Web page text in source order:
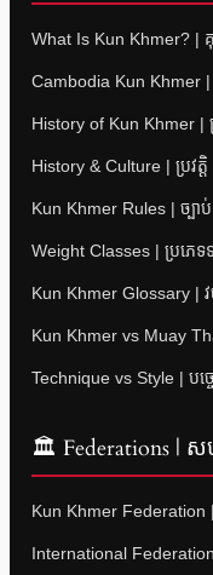
What Is Kun Khmer? | គុន
Cambodia Kun Khmer | គុ
History of Kun Khmer | ប្រ
History & Culture | ប្រវត្
Kun Khmer Rules | ច្បាប់
Weight Classes | ប្រភេទទ
Kun Khmer Glossary | វ
Kun Khmer vs Muay
Technique vs Style | បច្
🏛 Federations | ស
Kun Khmer Federation
International Federation